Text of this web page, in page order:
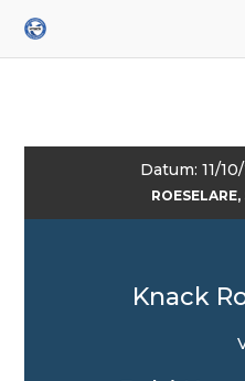
Datum: 11/
Knack